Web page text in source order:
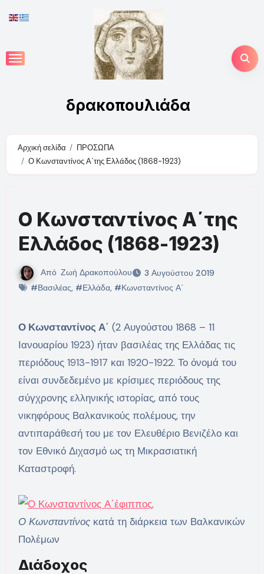
to
δρακοπουλιάδα
Αρχική σελίδα
ΠΡΟΣΩΠΑ
Ο Κωνσταντίνος Α΄της Ελλάδος (1868-1923)
Ο Κωνσταντίνος Α΄της
Ελλάδος (1868-1923)
Από Ζωή Δρακοπούλου
3 Αυγούστου 2019
#Βασιλέας, #Ελλάδα, #Κωνσταντίνος Α΄
Ο Κωνσταντίνος Α΄ (2 Αυγούστου 1868 – 11
Ιανουαρίου 1923) ήταν βασιλέας της Ελλάδας τις
περιόδους 1913-1917 και 1920-1922. Το όνομά του
είναι συνδεδεμένο με κρίσιμες περιόδους της
σύγχρονης ελληνικής ιστορίας, από τους
νικηφόρους Βαλκανικούς πολέμους, την
αντιπαράθεσή του με τον Ελευθέριο Βενιζέλο και
τον Εθνικό Διχασμό ως τη Μικρασιατική
Καταστροφή.
Ο Κωνσταντίνος κατά τη διάρκεια των Βαλκανικών
Πολέμων
Διάδοχος